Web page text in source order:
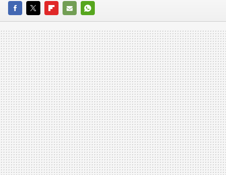
FACEBOOK
TWITTERFLIPBOARD
E-
MAIL
WHATSAPP